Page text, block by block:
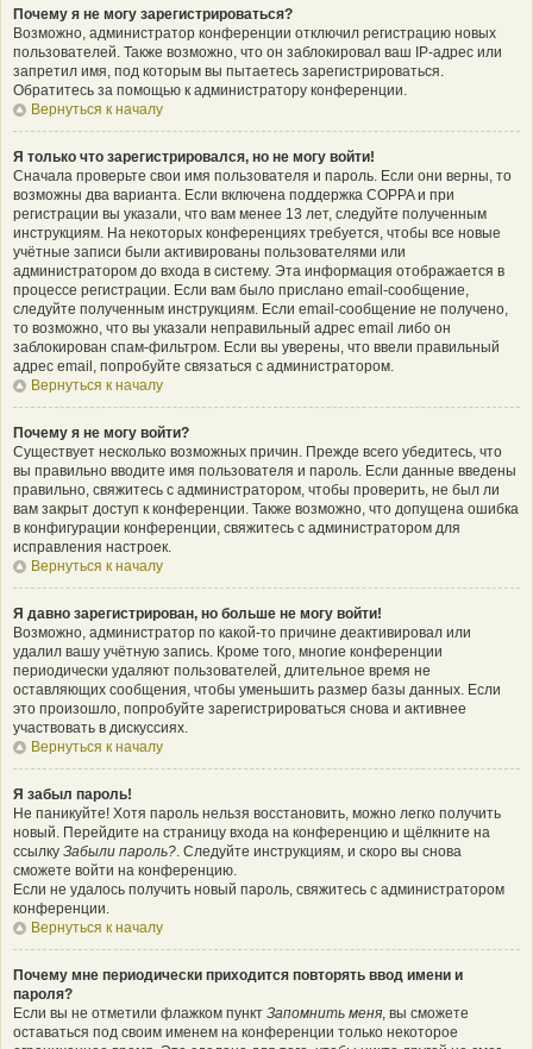
Почему я не могу зарегистрироваться?
Возможно, администратор конференции отключил регистрацию новых
пользователей. Также возможно, что он заблокировал ваш IP-адрес или
запретил имя, под которым вы пытаетесь зарегистрироваться.
Обратитесь за помощью к администратору конференции.
Вернуться к началу
Я только что зарегистрировался, но не могу войти!
Сначала проверьте свои имя пользователя и пароль. Если они верны, то
возможны два варианта. Если включена поддержка COPPA и при
регистрации вы указали, что вам менее 13 лет, следуйте полученным
инструкциям. На некоторых конференциях требуется, чтобы все новые
учётные записи были активированы пользователями или
администратором до входа в систему. Эта информация отображается в
процессе регистрации. Если вам было прислано email-сообщение,
следуйте полученным инструкциям. Если email-сообщение не получено,
то возможно, что вы указали неправильный адрес email либо он
заблокирован спам-фильтром. Если вы уверены, что ввели правильный
адрес email, попробуйте связаться с администратором.
Вернуться к началу
Почему я не могу войти?
Существует несколько возможных причин. Прежде всего убедитесь, что
вы правильно вводите имя пользователя и пароль. Если данные введены
правильно, свяжитесь с администратором, чтобы проверить, не был ли
вам закрыт доступ к конференции. Также возможно, что допущена ошибка
в конфигурации конференции, свяжитесь с администратором для
исправления настроек.
Вернуться к началу
Я давно зарегистрирован, но больше не могу войти!
Возможно, администратор по какой-то причине деактивировал или
удалил вашу учётную запись. Кроме того, многие конференции
периодически удаляют пользователей, длительное время не
оставляющих сообщения, чтобы уменьшить размер базы данных. Если
это произошло, попробуйте зарегистрироваться снова и активнее
участвовать в дискуссиях.
Вернуться к началу
Я забыл пароль!
Не паникуйте! Хотя пароль нельзя восстановить, можно легко получить
новый. Перейдите на страницу входа на конференцию и щёлкните на
ссылку Забыли пароль?. Следуйте инструкциям, и скоро вы снова
сможете войти на конференцию.
Если не удалось получить новый пароль, свяжитесь с администратором
конференции.
Вернуться к началу
Почему мне периодически приходится повторять ввод имени и
пароля?
Если вы не отметили флажком пункт Запомнить меня, вы сможете
оставаться под своим именем на конференции только некоторое